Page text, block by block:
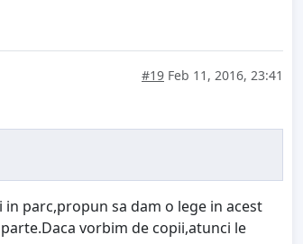
#19 Feb 11, 2016, 23:41
parc,propun sa dam o lege in acest
vorbim de copii,atunci le